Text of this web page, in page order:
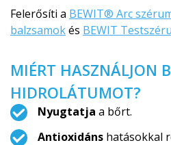
Felerősíti a BEWIT® Arc
balzsamokés BEWIT
MIÉRT HASZNÁLJON
HIDROLÁTUMOT?
Nyugtatja a bőrt.
Antioxidáns hatásokkal